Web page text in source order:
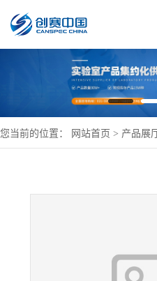
您当前的位置： 网站首页 > 产品展